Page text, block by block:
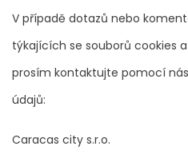
V případě dotazů nebo
týkajících se souborů cookies
prosím kontaktujte pomocí
údajů:
Caracas city s.r.o.